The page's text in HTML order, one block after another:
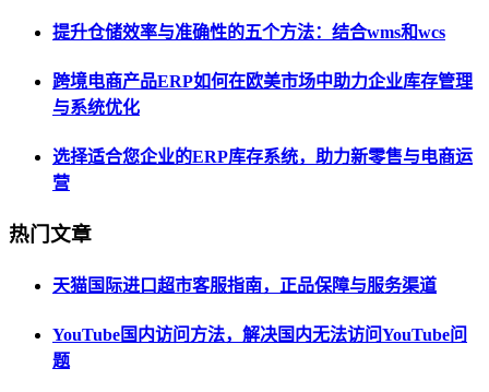
提升仓储效率与准确性的五个方法：结合wms和wcs
跨境电商产品ERP如何在欧美市场中助力企业库存管理
与系统优化
选择适合您企业的ERP库存系统，助力新零售与电商运
营
热门文章
天猫国际进口超市客服指南，正品保障与服务渠道
YouTube国内访问方法，解决国内无法访问YouTube问
题